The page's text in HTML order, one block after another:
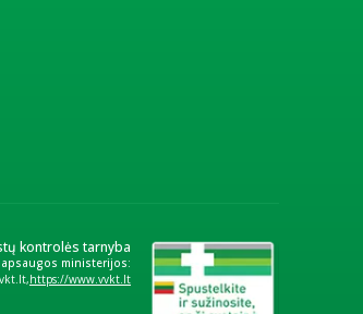
kontrolės tarnyba
ministerijos:
https://www.vvkt.lt